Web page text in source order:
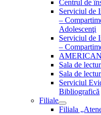
Centrul de
Serviciul de
–
Adolescenţi
Serviciul de
–
Sala de
Sala de
Serviciul
Bibliografică
Filiale
Filiala